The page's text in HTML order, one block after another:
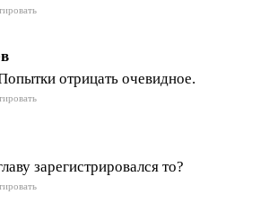
отрицать очевидное.
зарегистрировался то?